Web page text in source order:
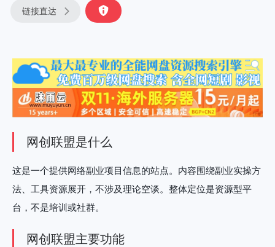
链接直达
网创联盟是什么
这是一个提供网络副业项目信息的站点。内容围绕副业实操方
法、工具资源展开，不涉及理论空谈。整体定位是资源型平
台，不是培训或社群。
网创联盟主要功能